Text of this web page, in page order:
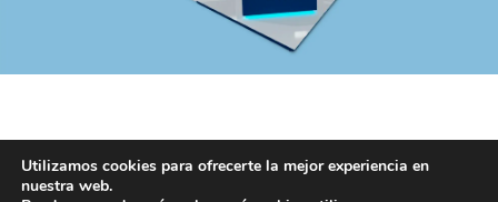
pick&rollCopyright © 2026 PickandRoll Consulting S.L. All
Utilizamos cookies para ofrecerte la mejor experiencia en
nuestra web.